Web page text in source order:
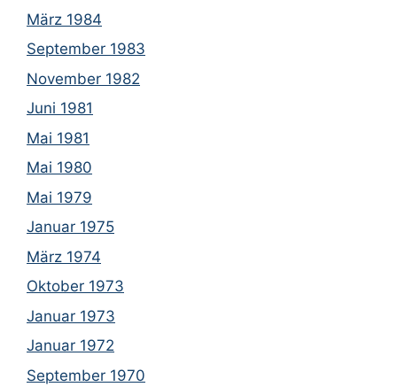
März 1984
September 1983
November 1982
Juni 1981
Mai 1981
Mai 1980
Mai 1979
Januar 1975
März 1974
Oktober 1973
Januar 1973
Januar 1972
September 1970